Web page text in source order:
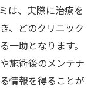
は、実際に治療を
、どのクリニック
一助となります。
施術後のメンテナ
情報を得ることが